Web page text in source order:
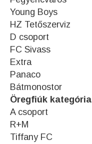
Young Boys
HZ Tetőszerviz
D csoport
FC Sivass
Extra
Panaco
Bátmonostor
Öregfiúk kategória
A csoport
R+M
Tiffany FC